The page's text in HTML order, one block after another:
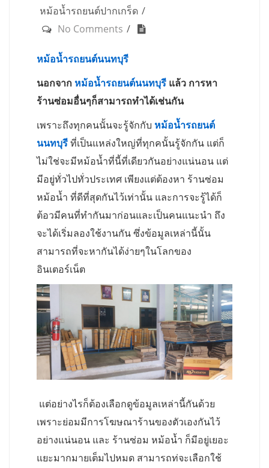
หม้อน้ำรถยนต์ปากเกร็ด
No Comments
หม้อน้ำรถยนต์นนทบุรี
นอกจาก หม้อน้ำรถยนต์นนทบุรี แล้ว การหา
ร้านซ่อมอื่นๆก็สามารถทำได้เช่นกัน
เพราะถึงทุกคนนั้นจะรู้จักกับ หม้อน้ำรถยนต์
นนทบุรีที่เป็นแหล่งใหญ่ที่ทุกคนั้นรู้จักกัน แต่ก็
ไม่ใช่จะมีหม้อน้ำที่นี้ที่เดียวกันอย่างแน่นอน แต่
มีอยู่ทั่วไปทั่วประเทศ เพียงแต่ต้องหา ร้านซ่อม
หม้อน้ำ ที่ดีที่สุดกันไว้เท่านั้น และการจะรู้ได้ก็
ต้อวมีคนที่ทำกันมาก่อนและเป็นคนแนะนำ ถึง
จะได้เริ่มลองใช้งานกัน ซึ่งข้อมูลเหล่านี้นั้น
สามารถที่จะหากันได้ง่ายๆในโลกของ
อินเตอร์เน็ต
แต่อย่างไรก็ต้องเลือกดูข้อมูลเหล่านี้กันด้วย
เพราะย่อมมีการโฆษณาร้านของตัวเองกันไว้
อย่างแน่นอน และ ร้านซ่อม หม้อน้ำ ก็มีอยู่เยอะ
แยะมากมายเต็มไปหมด สามารถท่จะเลือกใช้